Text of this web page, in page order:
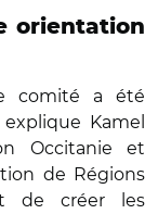
orientation
comité a été
Kamel
Occitanie et
de Régions
de créer les